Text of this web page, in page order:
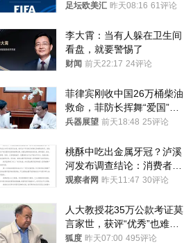
足坛欧美汇 昨天08:16 61评论
李大霄：当有人躲在卫生间
看盘，就要警惕了
财闻 前天22:17 24评论
菲律宾刚收中国26万桶柴油
救命，菲防长挥舞“爱国”大
棒，谁亲华谁下台？
兵器展望 前天18:48 25评论
桃酥中吃出金属牙冠？泸溪
河发布调查结论：消费者已
澄清，所发视频情况不属实
观察者网 昨天11:47 30评论
人大教授花35万公款考证莫
言家世，获评“优秀”也难服
众
狐度 昨天07:00 495评论